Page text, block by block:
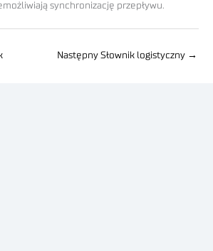
synchronizację przepływu.
Następny Słownik logistyczny →